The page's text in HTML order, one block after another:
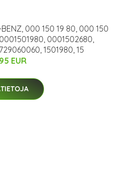
000 150 19 80, 000 150
0001502680,
1501980, 15
EUR